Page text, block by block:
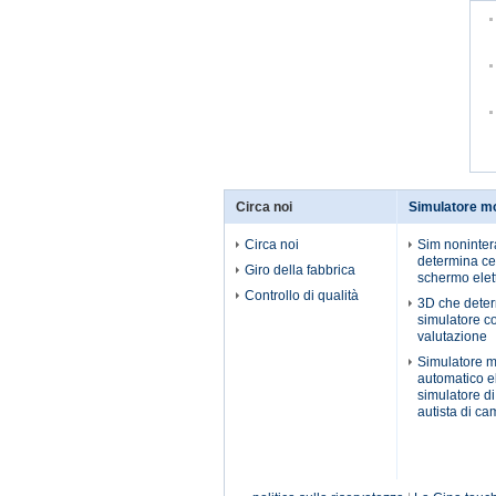
Circa noi
Circa noi
Giro della fabbrica
Controllo di qualità
Simulatore
Sim
determina
schermo
3D che
simulatore
valutazione
Simulatore
automatico
simulatore
autista di